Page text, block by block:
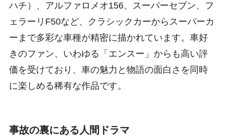
ハチ）、アルファロメオ156、スーパーセブン、フ
ェラーリF50など、クラシックカーからスーパーカ
ーまで多彩な車種が精密に描かれています。車好
きのファン、いわゆる「エンスー」からも高い評
価を受けており、車の魅力と物語の面白さを同時
に楽しめる稀有な作品です。
事故の裏にある人間ドラマ